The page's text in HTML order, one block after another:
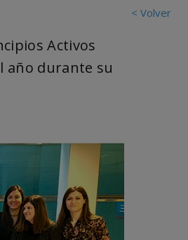
< Volver
Activos
año durante su